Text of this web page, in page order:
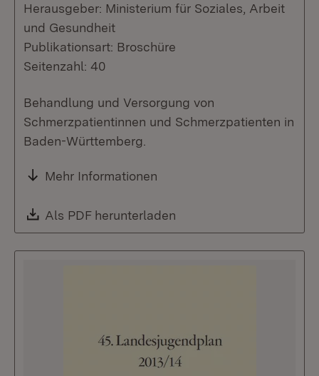
Herausgeber: Ministerium für Soziales, Arbeit
und Gesundheit
Publikationsart: Broschüre
Seitenzahl: 40
Behandlung und Versorgung von
Schmerzpatientinnen und Schmerzpatienten in
Baden-Württemberg.
Mehr Informationen
Download:
Als PDF herunterladen